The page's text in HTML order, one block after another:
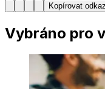
Kopírovat odkaz
Vybráno pro